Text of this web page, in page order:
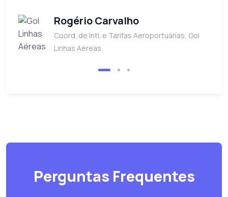
Rogério Carvalho
Coord. de Intl. e Tarifas Aeroportuárias, Gol
Linhas Aéreas
Perguntas Frequentes